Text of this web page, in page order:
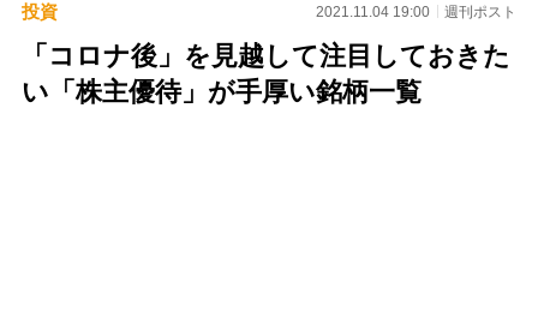
投資 2021.11.04 19:00 週刊ポスト
「コロナ後」を見越して注目しておきた
い「株主優待」が手厚い銘柄一覧